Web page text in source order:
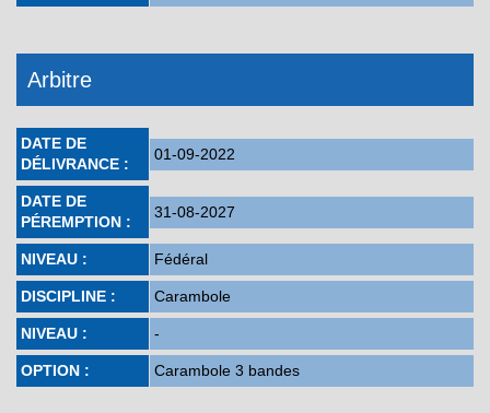
Arbitre
DATE DE
DÉLIVRANCE :
01-09-2022
DATE DE
PÉREMPTION :
31-08-2027
NIVEAU : Fédéral
DISCIPLINE : Carambole
NIVEAU : -
OPTION : Carambole 3 bandes